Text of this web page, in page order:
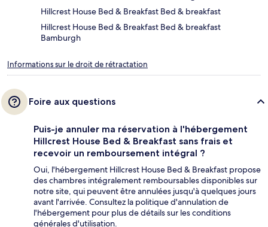
Hillcrest House Bed & Breakfast Bed & breakfast
Hillcrest House Bed & Breakfast Bed & breakfast
Bamburgh
Informations sur le droit de rétractation
Foire aux questions
Puis-je annuler ma réservation à l'hébergement
Hillcrest House Bed & Breakfast sans frais et
recevoir un remboursement intégral ?
Oui, l'hébergement Hillcrest House Bed & Breakfast propose
des chambres intégralement remboursables disponibles sur
notre site, qui peuvent être annulées jusqu'à quelques jours
avant l'arrivée. Consultez la politique d'annulation de
l'hébergement pour plus de détails sur les conditions
générales d'utilisation.